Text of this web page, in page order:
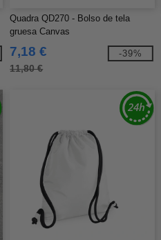
Quadra QD270 - Bolso de tela
gruesa Canvas
7,18 €
11,80 €
-39%